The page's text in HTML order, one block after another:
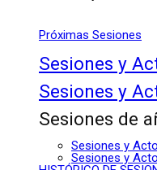
Próximas Sesiones
Sesiones y
Sesiones y
Sesiones de
Sesiones y
Sesiones y